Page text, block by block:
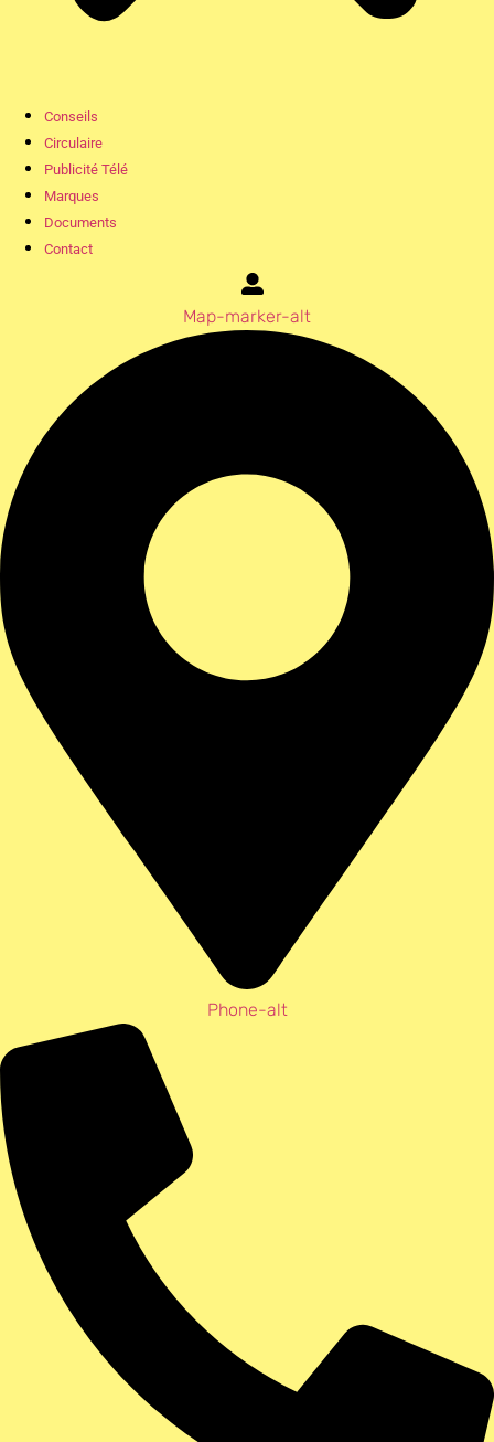
Conseils
Circulaire
Publicité Télé
Marques
Documents
Contact
Map-marker-alt
Phone-alt